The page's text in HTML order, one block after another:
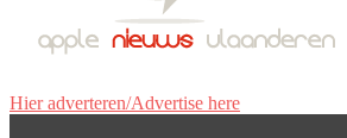
Hier adverteren/Advertise here